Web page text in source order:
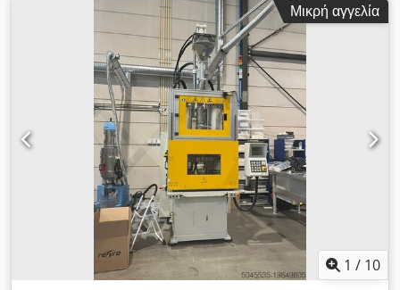
Η μηχανή παραδίδεται ανακαινισμένη. Ρωτήστε για την
υπηρεσία θέσης σε λειτουργία με εγγύηση λειτουργίας. Τεχνικά
στοιχεία Ισχύς κλεισίματος 800 kN ΕΤΟΣ ΚΑΤΑΣΚΕΥΗΣ 2004
ΏΡΕΣ ΕΡΓΑΣΊΑΣ 58.332 ΑΝΑΣΤΡΟΦΗ 18 mm οριζόντια
ΑΝΑΣΤΡΟΦΗ 30 mm κατακόρυφη ΣΤΡΟΦΟΣ ΑΝΟΙΓΜΑΤΟΣ
457mm Crodpfxjp At Uds Alrof ΠΙΕΣΗ ΕΙΣΑΓΩΓΗΣ 2207 BAR
(οριζόντια) ΠΙΕΣΗ ΕΙΣΠΡΕΣΗΣ 1451BAR (κατακόρυφη) ΟΓΚΟΣ
ΕΙΣΠΡΕΣΗΣ 26cm3 (οριζόντια) ΟΓΚΟΣ ΕΙΣΠΡΕΣΗΣ 99cm3
(κατακόρυφος)
Μικρή αγγελία
1 / 10